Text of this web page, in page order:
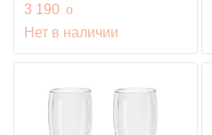
3 190 руб.
o
Нет в наличии